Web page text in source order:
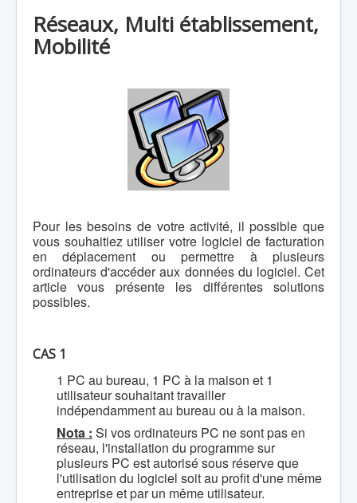
Réseaux, Multi établissement,
Mobilité
Pour les besoins de votre activité, il possible que
vous souhaitiez utiliser votre logiciel de facturation
en déplacement ou permettre à plusieurs
ordinateurs d'accéder aux données du logiciel. Cet
article vous présente les différentes solutions
possibles.
CAS 1
1 PC au bureau, 1 PC à la maison et 1
utilisateur souhaitant travailler
indépendamment au bureau ou à la maison.
Nota : Si vos ordinateurs PC ne sont pas en
réseau, l'installation du programme sur
plusieurs PC est autorisé sous réserve que
l'utilisation du logiciel soit au profit d'une même
entreprise et par un même utilisateur.